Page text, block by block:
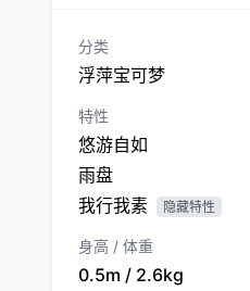
分类
浮萍宝可梦
特性
悠游自如
雨盘
我行我素
隐藏特性
身高 / 体重
0.5m / 2.6kg